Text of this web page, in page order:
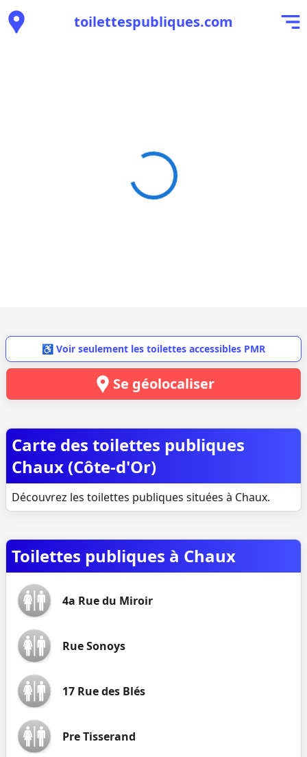
toilettespubliques.com
♿ Voir seulement les toilettes accessibles PMR
Se géolocaliser
Carte des toilettes publiques
Chaux (Côte-d'Or)
Découvrez les toilettes publiques situées à Chaux.
Toilettes publiques à Chaux
4a Rue du Miroir
Rue Sonoys
17 Rue des Blés
Pre Tisserand